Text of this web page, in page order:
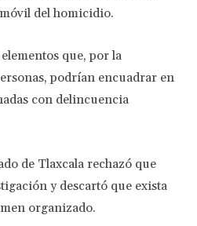
del homicidio.
que, por la
podrían encuadrar en
con delincuencia
de Tlaxcala rechazó que
y descartó que exista
organizado.